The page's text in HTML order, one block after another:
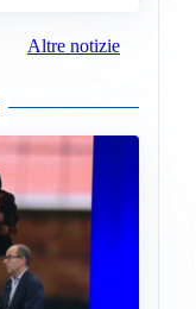
Altre notizie